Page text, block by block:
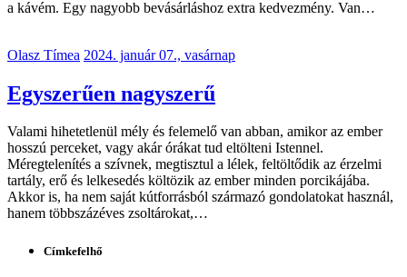
a kávém. Egy nagyobb bevásárláshoz extra kedvezmény. Van…
Olasz Tímea 2024. január 07., vasárnap
Egyszerűen nagyszerű
Valami hihetetlenül mély és felemelő van abban, amikor az ember
hosszú perceket, vagy akár órákat tud eltölteni Istennel.
Méregtelenítés a szívnek, megtisztul a lélek, feltöltődik az érzelmi
tartály, erő és lelkesedés költözik az ember minden porcikájába.
Akkor is, ha nem saját kútforrásból származó gondolatokat használ,
hanem többszázéves zsoltárokat,…
Címkefelhő